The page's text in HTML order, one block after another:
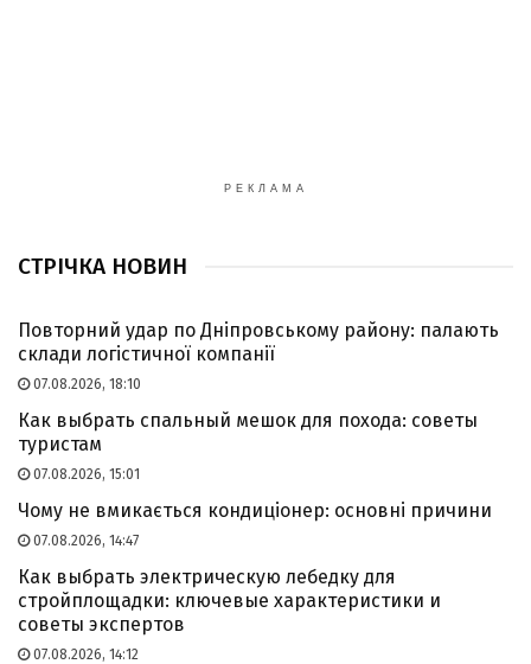
РЕКЛАМА
СТРІЧКА НОВИН
Повторний удар по Дніпровському району: палають
склади логістичної компанії
07.08.2026, 18:10
Как выбрать спальный мешок для похода: советы
туристам
07.08.2026, 15:01
Чому не вмикається кондиціонер: основні причини
07.08.2026, 14:47
Как выбрать электрическую лебедку для
стройплощадки: ключевые характеристики и
советы экспертов
07.08.2026, 14:12